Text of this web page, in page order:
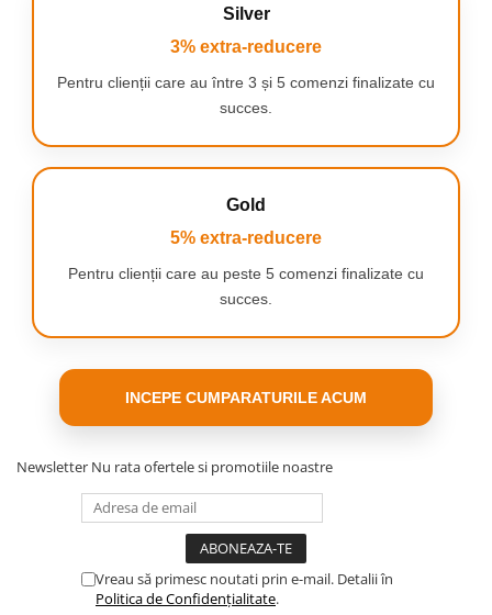
Silver
3% extra-reducere
Pentru clienții care au între 3 și 5 comenzi finalizate cu
succes.
Gold
5% extra-reducere
Pentru clienții care au peste 5 comenzi finalizate cu
succes.
INCEPE CUMPARATURILE ACUM
Newsletter Nu rata ofertele si promotiile noastre
Vreau să primesc noutati prin e-mail. Detalii în
Politica de Confidențialitate.